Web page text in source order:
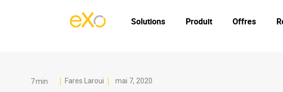
Solutions Produit Offres
Fares Laroui mai 7, 2020